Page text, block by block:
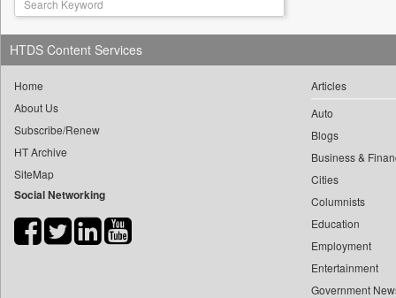
Autox
Bis Research
Bana Africa Gossips
Bang Gaming
Bang Showbiz
Bang Tech
Bangladesh Business News
Bihar Times
HTDS Content Services
Home
About Us
Subscribe/Renew
HT Archive
SiteMap
Social Networking
Articles
Auto
Blogs
Business &
Cities
Columnists
Education
Employment
Entertainment
Government